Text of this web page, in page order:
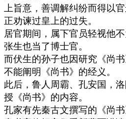
上旨意，善调解纠纷而得以
正劝谏过皇上的过失。
居官期间，属下官员轻视他不
张生也当了博士官。
而伏生的孙子也因研究《尚
不能阐明《尚书》的经义。
此后，鲁人周霸、孔安国，
授《尚书》的内容。
孔家有先秦古文撰写的《尚